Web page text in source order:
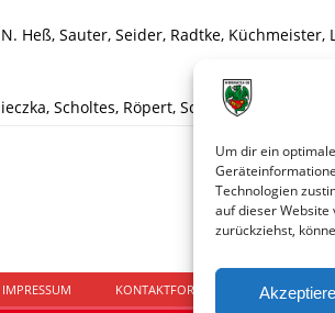
Um dir ein
Technologien
auf dieser
zurückziehst,
Heß, Sauter, Seider, Radtke, Küchmeister,
Scholtes, Röpert, Schönwälder,
IMPRESSUM KONTAKTFORMULAR